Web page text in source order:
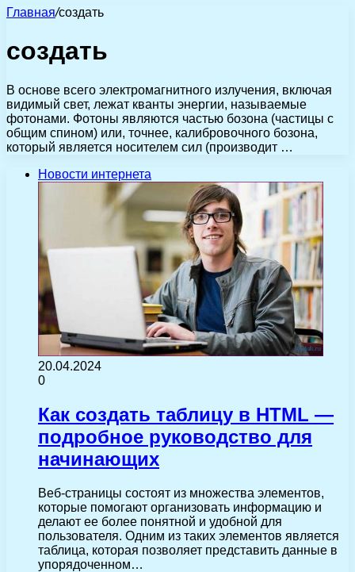
Главная/создать
создать
В основе всего электромагнитного излучения, включая
видимый свет, лежат кванты энергии, называемые
фотонами. Фотоны являются частью бозона (частицы с
общим спином) или, точнее, калибровочного бозона,
который является носителем сил (производит …
Новости интернета
20.04.2024
0
Как создать таблицу в HTML —
подробное руководство для
начинающих
Веб-страницы состоят из множества элементов,
которые помогают организовать информацию и
делают ее более понятной и удобной для
пользователя. Одним из таких элементов является
таблица, которая позволяет представить данные в
упорядоченном…